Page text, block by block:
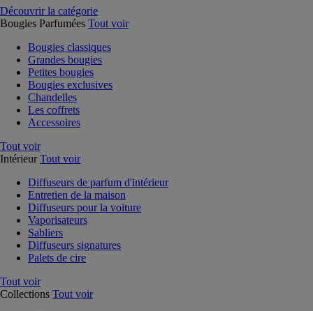
Découvrir la catégorie
Bougies Parfumées Tout voir
Bougies classiques
Grandes bougies
Petites bougies
Bougies exclusives
Chandelles
Les coffrets
Accessoires
Tout voir
Intérieur Tout voir
Diffuseurs de parfum d'intérieur
Entretien de la maison
Diffuseurs pour la voiture
Vaporisateurs
Sabliers
Diffuseurs signatures
Palets de cire
Tout voir
Collections Tout voir